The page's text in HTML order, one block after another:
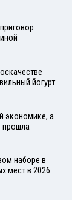
йогурт
экономике, а
прошла
наборе в
мест в 2026